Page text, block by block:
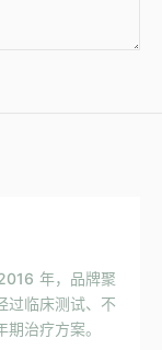
年，品牌聚
过临床测试、不
治疗方案。